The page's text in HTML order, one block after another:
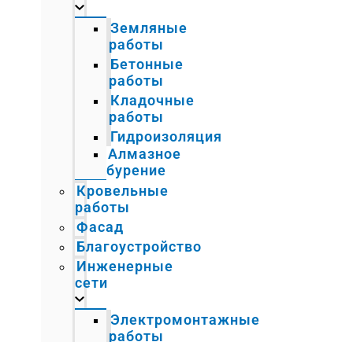
Земляные
работы
Бетонные
работы
Кладочные
работы
Гидроизоляция
Алмазное
бурение
Кровельные
работы
Фасад
Благоустройство
Инженерные
сети
Электромонтажные
работы